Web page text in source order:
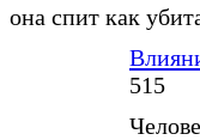
она спит как
515